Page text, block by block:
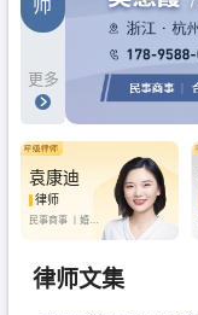
师
更多
袁康迪
律师
民事商事 丨 婚姻
律师文集